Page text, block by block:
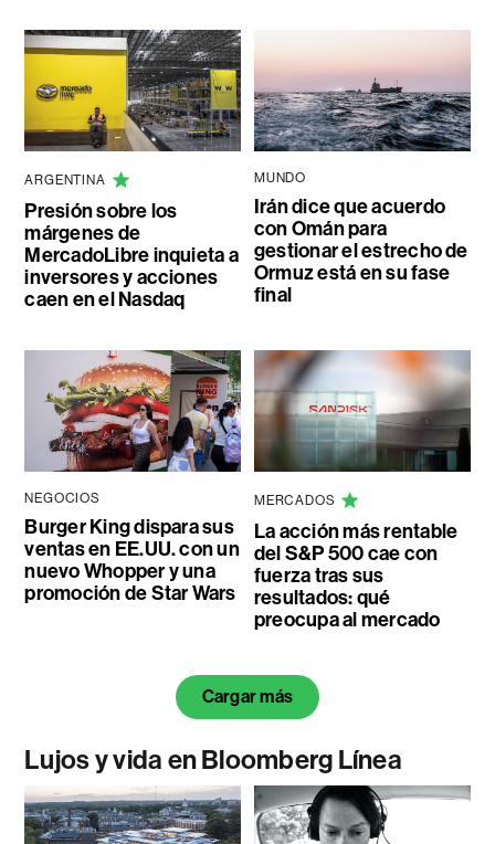
ARGENTINA
Presión sobre los
márgenes de
MercadoLibre inquieta a
inversores y acciones
caen en el Nasdaq
MUNDO
Irán dice que acuerdo
con Omán para
gestionar el estrecho de
Ormuz está en su fase
final
NEGOCIOS
Burger King dispara sus
ventas en EE.UU. con un
nuevo Whopper y una
promoción de Star Wars
MERCADOS
La acción más rentable
del S&P 500 cae con
fuerza tras sus
resultados: qué
preocupa al mercado
Cargar más
Lujos y vida en Bloomberg Línea